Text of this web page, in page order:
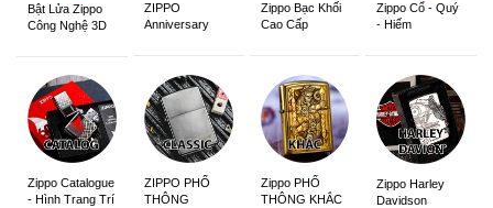
Bật Lửa Zippo
Công Nghệ 3D
ZIPPO
Anniversary
Zippo Bạc Khối
Cao Cấp
Zippo Cổ - Quý
- Hiếm
Zippo Catalogue
- Hình Trang Trí
ZIPPO PHỔ
THÔNG
Zippo PHỔ
THÔNG KHẮC
Zippo Harley
Davidson